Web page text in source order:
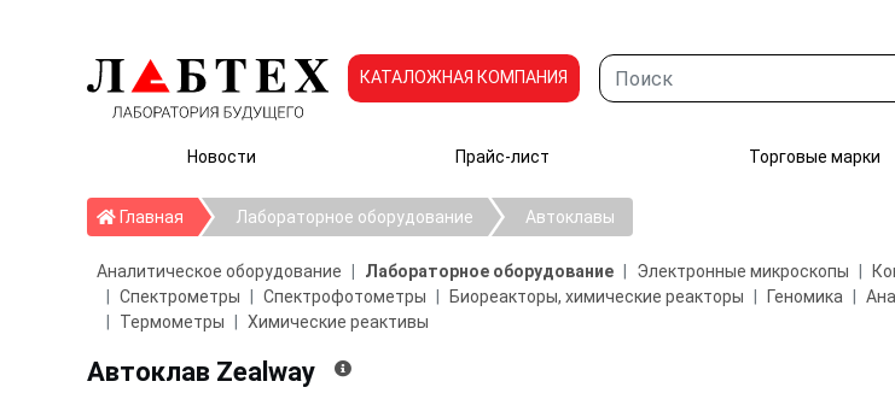
КАТАЛОЖНАЯ КОМПАНИЯ
Новости Прайс-лист Торговые марки
ГлавнаяГлавнаяЛабораторное оборудование Автоклавы
Аналитическое оборудование Лабораторное оборудование Электронные микроскопы
Спектрометры
Спектрофотометры Биореакторы, химические реакторы Геномика
Термометры
Химические реактивы
Автоклав Zealway